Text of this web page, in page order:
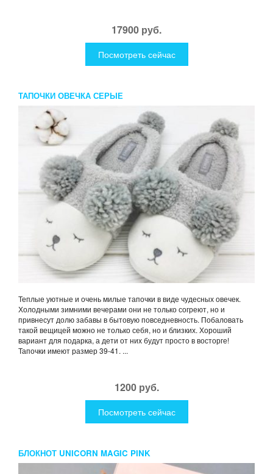
17900 руб.
Посмотреть сейчас
ТАПОЧКИ ОВЕЧКА СЕРЫЕ
Теплые уютные и очень милые тапочки в виде чудесных овечек.
Холодными зимними вечерами они не только согреют, но и
привнесут долю забавы в бытовую повседневность. Побаловать
такой вещицей можно не только себя, но и близких. Хороший
вариант для подарка, а дети от них будут просто в восторге!
Тапочки имеют размер 39-41. ...
1200 руб.
Посмотреть сейчас
БЛОКНОТ UNICORN MAGIC PINK